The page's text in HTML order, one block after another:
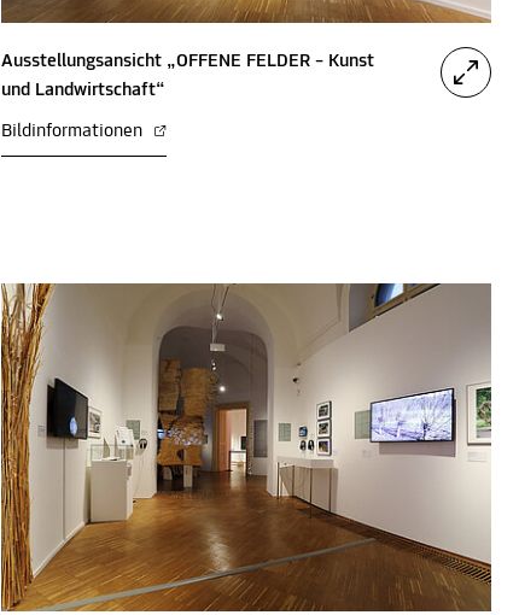
Ausstellungsansicht „OFFENE FELDER – Kunst
und Landwirtschaft“
Bildinformationen